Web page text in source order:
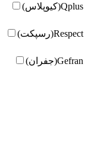
Qplus(کیوپلاس)
Respect(رسپکت)
Gefran(جفران)